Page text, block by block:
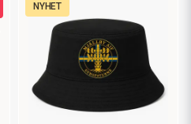
NYHET